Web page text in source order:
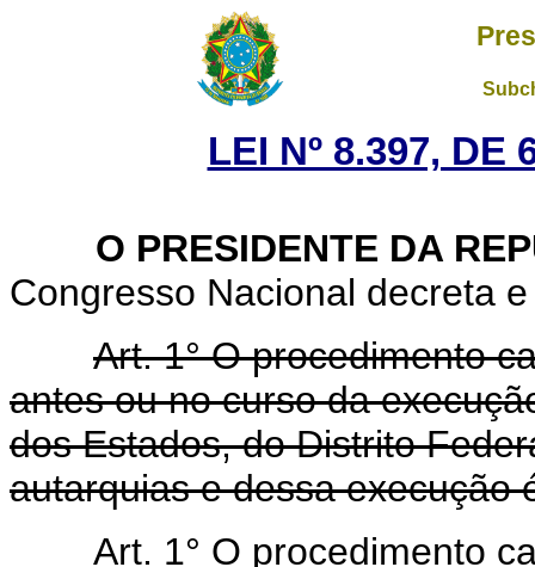
LEI Nº 8.397, DE
O PRESIDENTE DA
Congresso Nacional decreta
Art. 1° O procedimento
antes ou no curso da
dos Estados, do Distrito
autarquias e dessa execução
Art. 1° O procedimento